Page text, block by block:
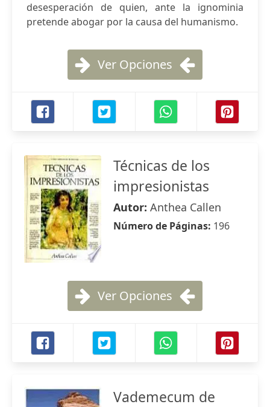
desesperación de quien, ante la ignominia
pretende abogar por la causa del humanismo.
Ver Opciones
Técnicas de los
impresionistas
Autor: Anthea Callen
Número de Páginas: 196
Ver Opciones
Vademecum de